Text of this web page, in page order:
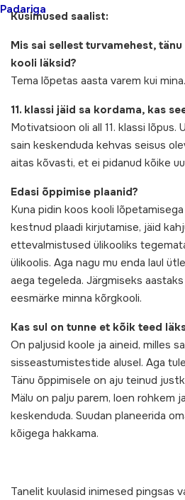
Padariga
Küsimused saalist:
Mis sai sellest turvamehest,
kooli läksid?
Tema lõpetas aasta varem kui mina.
11. klassi jäid sa kordama, kas
Motivatsioon oli all 11. klassi lõpus.
sain keskenduda kehvas seisus
aitas kõvasti, et ei pidanud kõike
Edasi õppimise plaanid?
Kuna pidin koos kooli
kestnud plaadi kirjutamise, jäid
ettevalmistused ülikooliks
ülikoolis. Aga nagu mu enda laul
aega tegeleda. Järgmiseks
eesmärke minna kõrgkooli.
Kas sul on tunne et kõik teed
On paljusid koole ja aineid, milles
sisseastumistestide alusel. Aga
Tänu õppimisele on aju teinud
Mälu on palju parem, loen rohkem
keskenduda. Suudan planeerida
kõigega hakkama.
Tanelit kuulasid inimesed pingsas